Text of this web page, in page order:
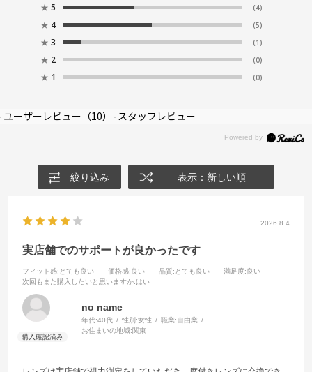
★ 5 (4)
★ 4 (5)
★ 3 (1)
★ 2 (0)
★ 1 (0)
ユーザーレビュー （10） スタッフレビュー
絞り込み 表示：新しい順
2026.8.4
実店舗でのサポートが良かったです
フィット感:とても良い 価格感:良い 品質:とても良い 満足度:良い
次回もまた購入したいと思いますか:はい
no name
年代:40代 性別:女性 職業:自由業
お住まいの地域:関東